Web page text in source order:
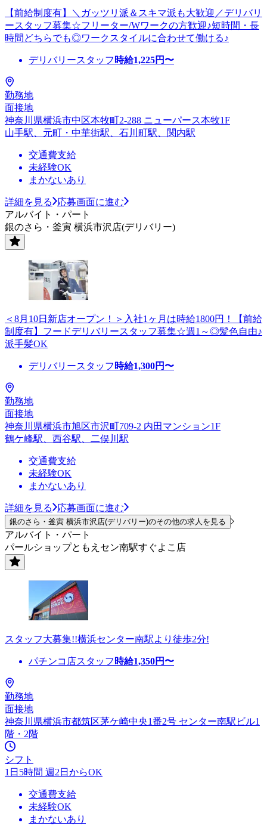
【前給制度有】＼ガッツリ派＆スキマ派も大歓迎／デリバリ
ースタッフ募集☆フリーター/Wワークの方歓迎♪短時間・長
時間どちらでも◎ワークスタイルに合わせて働ける♪
デリバリースタッフ 時給1,225円〜
勤務地
面接地
神奈川県横浜市中区本牧町2-288 ニューパース本牧1F
山手駅、元町・中華街駅、石川町駅、関内駅
交通費支給
未経験OK
まかないあり
詳細を見る
応募画面に進む
アルバイト・パート
銀のさら・釜寅 横浜市沢店(デリバリー)
＜8月10日新店オープン！＞入社1ヶ月は時給1800円！【前給
制度有】フードデリバリースタッフ募集☆週1～◎髪色自由♪
派手髪OK
デリバリースタッフ 時給1,300円〜
勤務地
面接地
神奈川県横浜市旭区市沢町709-2 内田マンション1F
鶴ケ峰駅、西谷駅、二俣川駅
交通費支給
未経験OK
まかないあり
詳細を見る 応募画面に進む
銀のさら・釜寅 横浜市沢店(デリバリー)のその他の求人を見る
アルバイト・パート
パールショップともえセン南駅すぐよこ店
スタッフ大募集!!横浜センター南駅より徒歩2分!
パチンコ店スタッフ 時給1,350円〜
勤務地
面接地
神奈川県横浜市都筑区茅ケ崎中央1番2号 センター南駅ビル1
階・2階
シフト
1日5時間 週2日からOK
交通費支給
未経験OK
まかないあり